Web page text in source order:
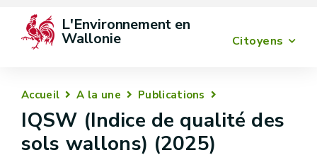
Citoyens
L'Environnement en
Wallonie
Accueil A la une Publications
IQSW (Indice de qualité des
sols wallons) (2025)